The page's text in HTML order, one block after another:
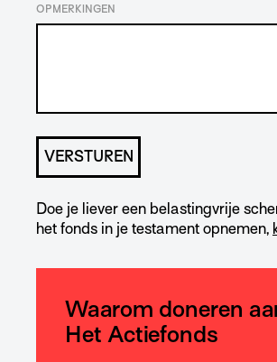
OPMERKINGEN
Doe je liever een belastingvrije
het fonds in je testament opnemen,
Waarom doneren
Het Actiefonds